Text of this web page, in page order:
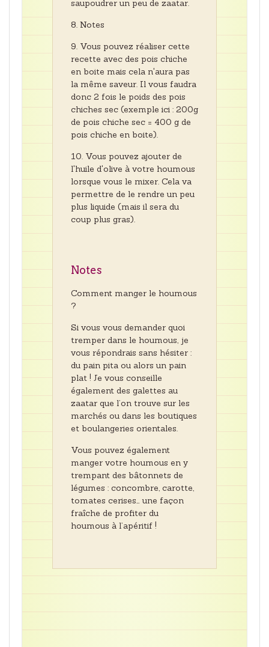
saupoudrer un peu de zaatar.
Notes
Vous pouvez réaliser cette
recette avec des pois chiche
en boite mais cela n'aura pas
la même saveur. Il vous faudra
donc 2 fois le poids des pois
chiches sec (exemple ici : 200g
de pois chiche sec = 400 g de
pois chiche en boite).
Vous pouvez ajouter de
l'huile d'olive à votre houmous
lorsque vous le mixer. Cela va
permettre de le rendre un peu
plus liquide (mais il sera du
coup plus gras).
Notes
Comment manger le houmous
?
Si vous vous demander quoi
tremper dans le houmous, je
vous répondrais sans hésiter :
du pain pita ou alors un pain
plat ! Je vous conseille
également des galettes au
zaatar que l’on trouve sur les
marchés ou dans les boutiques
et boulangeries orientales.
Vous pouvez également
manger votre houmous en y
trempant des bâtonnets de
légumes : concombre, carotte,
tomates cerises… une façon
fraîche de profiter du
houmous à l’apéritif !